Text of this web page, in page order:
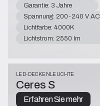
Garantie: 3 Jahre
Spannung: 200-240 V AC
Lichtfarbe: 4000K
Lichtstrom: 2550 lm
LED-DECKENLEUCHTE
Ceres S
Erfahren Sie mehr